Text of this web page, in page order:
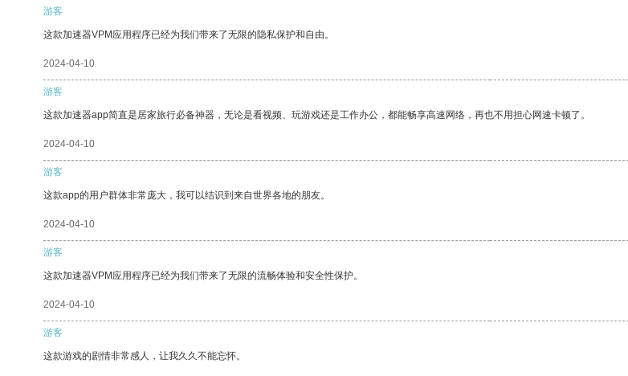
游客
这款加速器VPM应用程序已经为我们带来了无限的隐私保护和自由。
2024-04-10
游客
这款加速器app简直是居家旅行必备神器，无论是看视频、玩游戏还是工作办公，都能畅享高速网络，再也不用担心网速卡顿了。
2024-04-10
游客
这款app的用户群体非常庞大，我可以结识到来自世界各地的朋友。
2024-04-10
游客
这款加速器VPM应用程序已经为我们带来了无限的流畅体验和安全性保护。
2024-04-10
游客
这款游戏的剧情非常感人，让我久久不能忘怀。